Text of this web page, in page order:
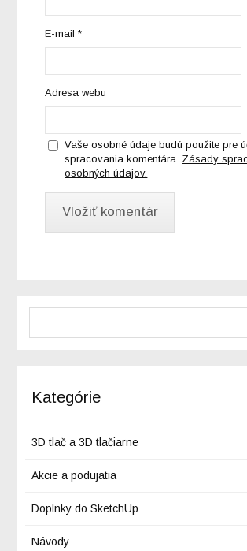
E-mail*
Adresa webu
Vaše osobné údaje budú použite pre
spracovania komentára. Zásady
osobných údajov.
Kategórie
3D tlač a 3D tlačiarne
Akcie a podujatia
Doplnky do SketchUp
Návody